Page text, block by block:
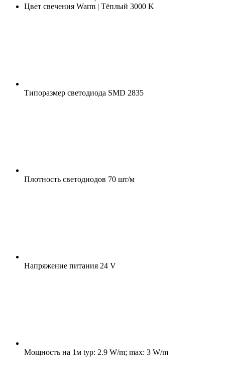
Цвет свечения Warm | Тёплый 3000 K
Типоразмер светодиода SMD 2835
Плотность светодиодов 70 шт/м
Напряжение питания 24 V
Мощность на 1м typ: 2.9 W/m; max: 3 W/m